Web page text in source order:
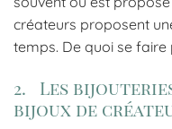
créateurs proposent
temps. De quoi se faire
2. Les
bijoux de